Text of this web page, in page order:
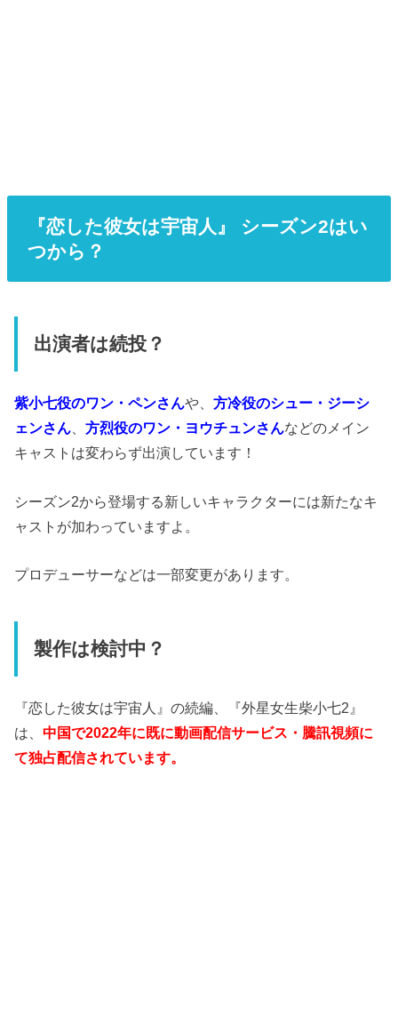
『恋した彼女は宇宙人』 シーズン2はい
つから？
出演者は続投？
紫小七役のワン・ペンさんや、方冷役のシュー・ジーシ
ェンさん 、方烈役のワン・ヨウチュンさんなどのメイン
キャストは変わらず出演しています！
シーズン2から登場する新しいキャラクターには新たなキ
ャストが加わっていますよ。
プロデューサーなどは一部変更があります。
製作は検討中？
『恋した彼女は宇宙人』の続編、『外星女生柴小七2』
は、中国で2022年に既に動画配信サービス・騰訊視頻に
て独占配信されています。